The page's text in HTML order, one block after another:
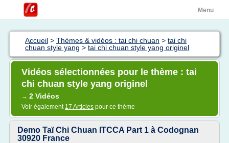
Menu
Accueil > Thèmes & vidéos : tai chi chuan > tai chi
chuan style yang > tai chi chuan style yang originel
Vidéos sélectionnées pour le thème : tai
chi chuan style yang originel
→ 2 Vidéos
Voir également 17 Articles pour ce thème
Demo Taï Chi Chuan ITCCA Part 1 à Codognan
30920 France